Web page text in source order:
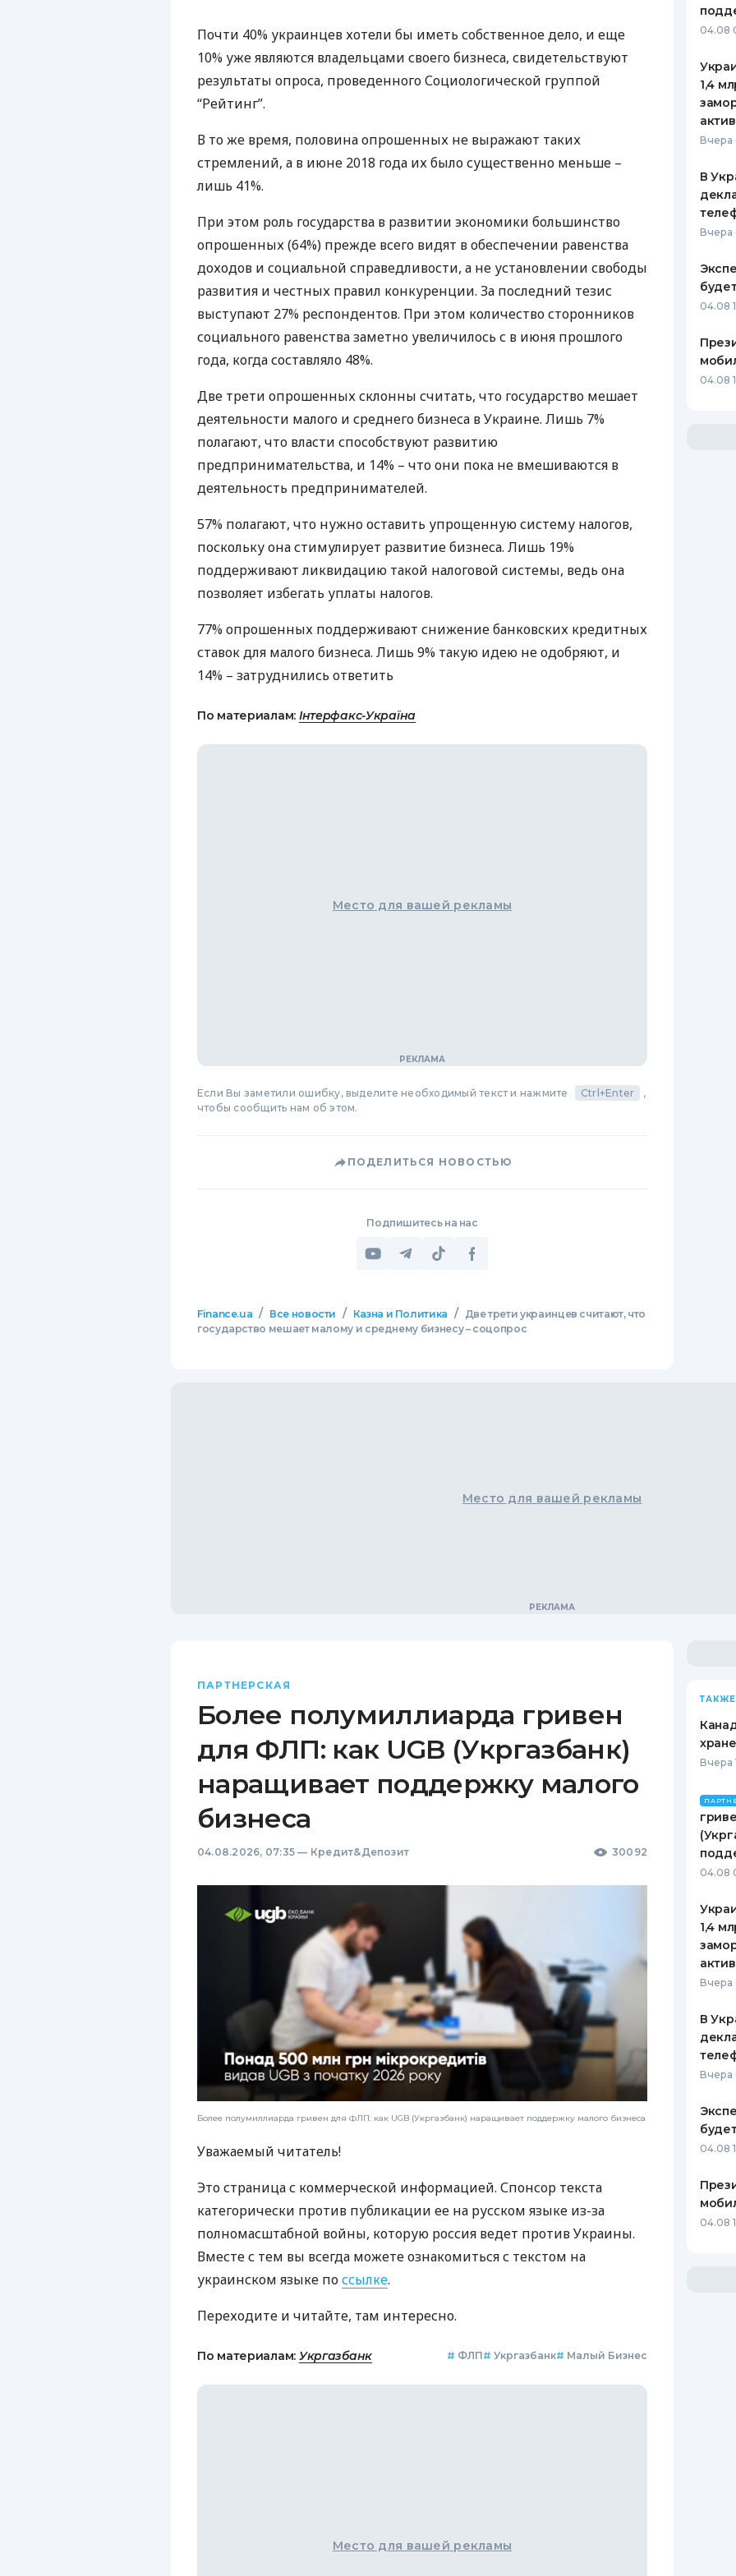
КЕШБЭКА
ПУТЕВОДИТЕЛИ ПО
БАНКОВСКИМ КАРТАМ
ВСЕ
Почти 40% украинцев хотели бы иметь собственное дело, и еще
10% уже являются владельцами своего бизнеса, свидетельствуют
результаты опроса, проведенного Социологической группой
“Рейтинг”.
В то же время, половина опрошенных не выражают таких
стремлений, а в июне 2018 года их было существенно меньше –
лишь 41%.
При этом роль государства в развитии экономики большинство
опрошенных (64%) прежде всего видят в обеспечении равенства
доходов и социальной справедливости, а не установлении свободы
развития и честных правил конкуренции. За последний тезис
выступают 27% респондентов. При этом количество сторонников
социального равенства заметно увеличилось с в июня прошлого
года, когда составляло 48%.
Две трети опрошенных склонны считать, что государство мешает
деятельности малого и среднего бизнеса в Украине. Лишь 7%
полагают, что власти способствуют развитию
предпринимательства, и 14% – что они пока не вмешиваются в
деятельность предпринимателей.
57% полагают, что нужно оставить упрощенную систему налогов,
поскольку она стимулирует развитие бизнеса. Лишь 19%
поддерживают ликвидацию такой налоговой системы, ведь она
позволяет избегать уплаты налогов.
77% опрошенных поддерживают снижение банковских кредитных
ставок для малого бизнеса. Лишь 9% такую идею не одобряют, и
14% – затруднились ответить
По материалам: Інтерфакс-Україна
Место для вашей рекламы
Если Вы заметили ошибку, выделите необходимый текст и нажмите Ctrl+Enter
,
чтобы сообщить нам об этом.
ПОДЕЛИТЬСЯ НОВОСТЬЮ
Подпишитесь на нас
Finance.ua / Все новости / Казна и Политика /
Две трети украинцев считают, что
государство мешает малому и среднему бизнесу – соцопрос
04.08
1,4
Вчера
В
Вчера
04.08
04.08
Место для вашей рекламы
ПАРТНЕРСКАЯ
Более полумиллиарда гривен
для ФЛП: как UGB (Укргазбанк)
наращивает поддержку малого
бизнеса
04.08.2026, 07:35 — Кредит&Депозит 30092
Более полумиллиарда гривен для ФЛП: как UGB (Укргазбанк) наращивает поддержку малого бизнеса
Уважаемый читатель!
Это страница с коммерческой информацией. Спонсор текста
категорически против публикации ее на русском языке из-за
полномасштабной войны, которую россия ведет против Украины.
Вместе с тем вы всегда можете ознакомиться с текстом на
украинском языке поссылке.
Переходите и читайте, там интересно.
По материалам: Укргазбанк # ФЛП# Укргазбанк# Малый Бизнес
Место для вашей рекламы
Вчера
04.08
1,4
Вчера
В
Вчера
04.08
04.08